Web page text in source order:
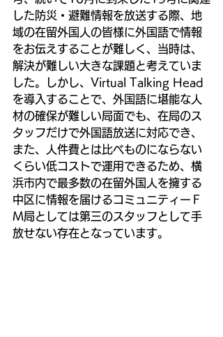
した防災・避難情報を放送する際、地
域の在留外国人の皆様に外国語で情報
をお伝えすることが難しく、当時は、
解決が難しい大きな課題と考えていま
した。しかし、Virtual Talking Head
を導入することで、外国語に堪能な人
材の確保が難しい局面でも、在局のス
タッフだけで外国語放送に対応でき、
また、人件費とは比べものにならない
くらい低コストで運用できるため、横
浜市内で最多数の在留外国人を擁する
中区に情報を届けるコミュニティーＦ
Ｍ局としては第三のスタッフとして手
放せない存在となっています。